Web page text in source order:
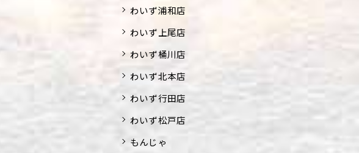
わいず浦和店
わいず上尾店
わいず桶川店
わいず北本店
わいず行田店
わいず松戸店
もんじゃ